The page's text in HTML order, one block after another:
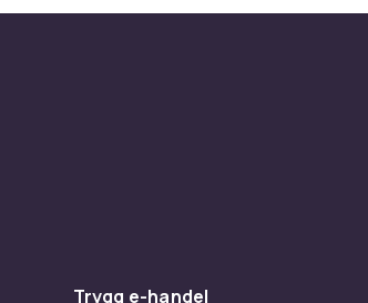
bättre.
ger mer
Lättare frenchTrygg e-handel